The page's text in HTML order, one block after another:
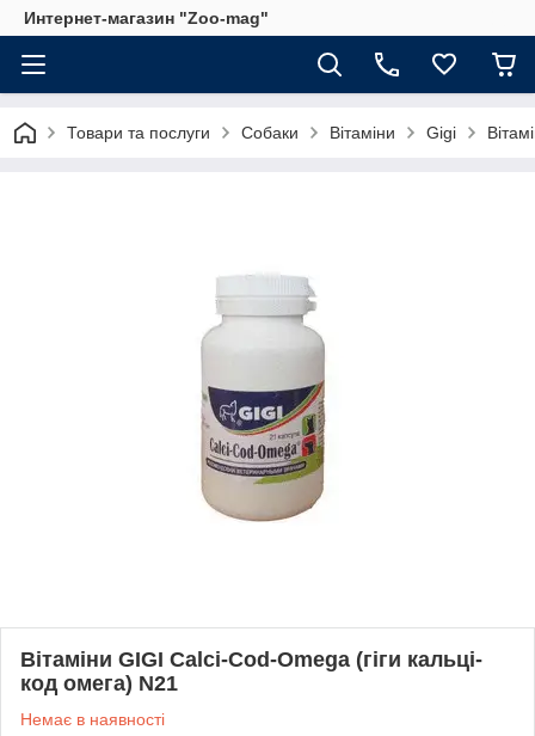
Интернет-магазин "Zoo-mag"
Товари та послуги Собаки Вітаміни Gigi
Вітаміни GIGI Calci-Cod-Omega (гіги кальці-
код омега) N21
Немає в наявності